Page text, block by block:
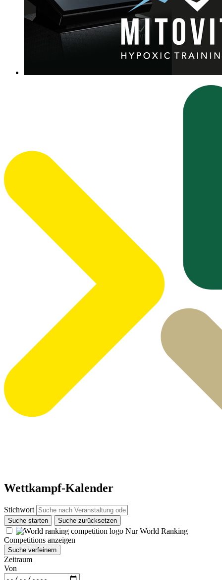
Wettkampf-Kalender
Stichwort
Suche starten Suche zurücksetzen
Nur World Ranking
Competitions anzeigen
Suche verfeinern
Zeitraum
Von